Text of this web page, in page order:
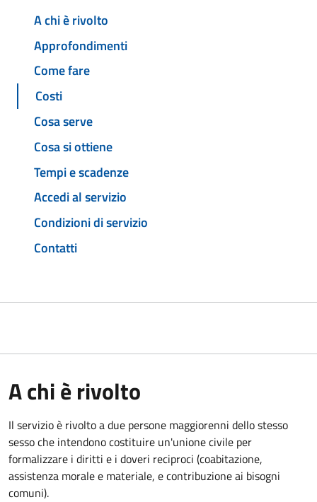
A chi è rivolto
Approfondimenti
Come fare
Costi
Cosa serve
Cosa si ottiene
Tempi e scadenze
Accedi al servizio
Condizioni di servizio
Contatti
A chi è rivolto
Il servizio è rivolto a due persone maggiorenni dello stesso
sesso che intendono costituire un'unione civile per
formalizzare i diritti e i doveri reciproci (coabitazione,
assistenza morale e materiale, e contribuzione ai bisogni
comuni).